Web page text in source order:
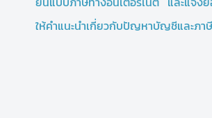
ให้คำแนะนำเกี่ยวกับปัญหาบัญชีและภา